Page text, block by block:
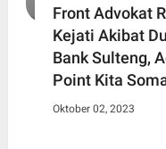
Front Advokat
Kejati Akibat
Bank Sulteng,
Point Kita
Oktober 02, 2023